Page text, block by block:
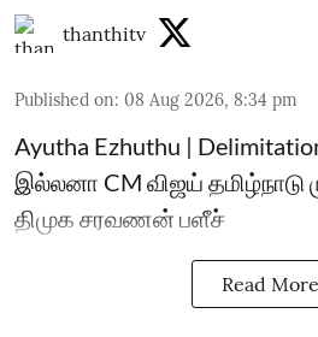
thanthitv
Published on: 08 Aug 2026, 8:34 pm
Ayutha Ezhuthu |
இல்லனா CM விஜய் தமிழ்நாடு
திமுக சரவணன் பளீச்
Read More